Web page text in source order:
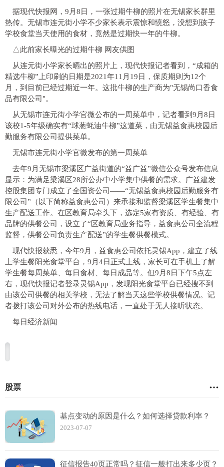
据现代快报网，9月8日，一张过期牛柳的照片在无锡家长群里
热传。无锡市连元街小学不少家长表示震惊和愤怒，没想到孩子
学校食堂当天使用的食材，竟然是过期快一年的牛柳。
△此前家长曝光的过期牛柳 网友供图
从连元街小学家长晒出的照片上，现代快报记者看到，“成箱的
精选牛柳”上印刷的日期是2021年11月19日，保质期则为12个
月，到目前已经过期近一年。这批牛柳的生产商为"无锡尚口香食
品有限公司"。
从无锡市连元街小学官微公布的一周菜单中，记者看到9月8日
该校1-5年级确实有“球葱蚝油牛柳”这道菜，由无锡益食惠校园后
勤服务有限公司提供菜单。
无锡市连元街小学官微发布的第一周菜单
去年9月无锡市梁溪区广益街道的“益广益”微信公众号发布信息
显示：为满足梁溪区28所公办中小学集中供餐的需求。广益建发
控股集团专门成立了全国资公司——“无锡益食惠校园后勤服务有
限公司”（以下简称益食惠公司）来承接和监督梁溪区学生餐集中
生产配送工作。在区教育局牵头下，选定5家有资质、有经验、有
品牌的供餐公司，设立了“区教育局业务指导，益食惠公司全流程
监督，供餐公司负责生产配送”的学生餐供餐模式。
现代快报获悉，今年9月，益食惠公司依托灵锡App，建立了线
上学生餐阳光食堂平台，9月4日正式上线，家长可在手机上了解
学生餐每周菜单、每日食材、每日成品等。但9月8日下午5点左
右，现代快报记者登录灵锡App，发现阳光食堂平台已经搜不到
由该公司供餐的相关学校，无法了解当天这些学校供餐情况。记
者拨打该公司对外公布的热线电话，一直处于无人接听状态。
每日经济新闻
股票
基点变动的原因是什么？如何选择贷款利率？
2023-07-07
征信报告40页正常吗？征信一般打出来多少页？